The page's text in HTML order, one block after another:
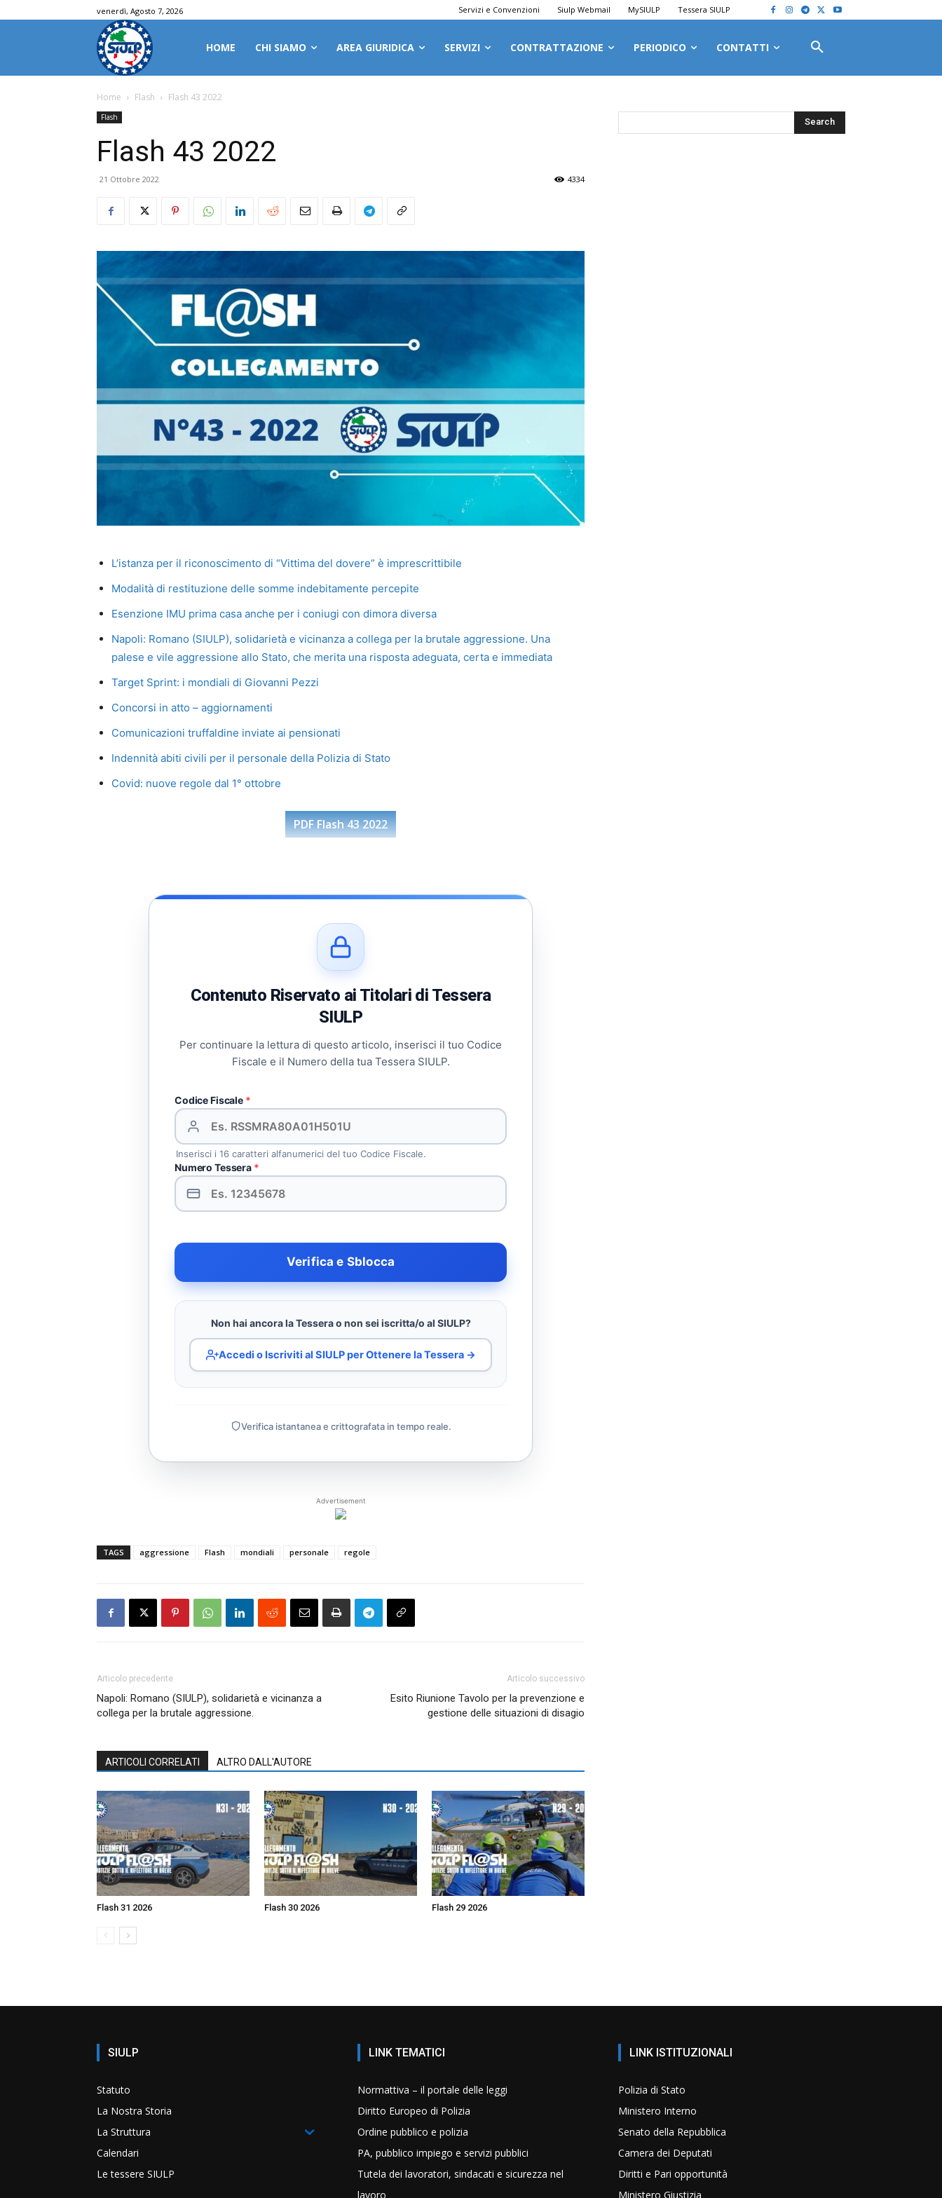
venerdì, Agosto 7, 2026 Servizi e Convenzioni Siulp Webmail MySIULP Tessera SIULP
HOME CHI SIAMO AREA GIURIDICA SERVIZI CONTRATTAZIONE PERIODICO CONTATTI
Home Flash Flash 43 2022
Flash
Flash 43 2022
21 Ottobre 2022 4334
L’istanza per il riconoscimento di “Vittima del dovere” è imprescrittibile
Modalità di restituzione delle somme indebitamente percepite
Esenzione IMU prima casa anche per i coniugi con dimora diversa
Napoli: Romano (SIULP), solidarietà e vicinanza a collega per la brutale aggressione. Una
palese e vile aggressione allo Stato, che merita una risposta adeguata, certa e immediata
Target Sprint: i mondiali di Giovanni Pezzi
Concorsi in atto – aggiornamenti
Comunicazioni truffaldine inviate ai pensionati
Indennità abiti civili per il personale della Polizia di Stato
Covid: nuove regole dal 1° ottobre
PDF Flash 43 2022
Contenuto Riservato ai Titolari di Tessera
SIULP
Per continuare la lettura di questo articolo, inserisci il tuo Codice
Fiscale e il Numero della tua Tessera SIULP.
Codice Fiscale *
Inserisci i 16 caratteri alfanumerici del tuo Codice Fiscale.
Numero Tessera *
Verifica e Sblocca
Non hai ancora la Tessera o non sei iscritta/o al SIULP?
Accedi o Iscriviti al SIULP per Ottenere la Tessera →
Verifica istantanea e crittografata in tempo reale.
Advertisement
TAGS aggressione Flash mondiali personale regole
Articolo precedente
Napoli: Romano (SIULP), solidarietà e vicinanza a
collega per la brutale aggressione.
Articolo successivo
Esito Riunione Tavolo per la prevenzione e
gestione delle situazioni di disagio
ARTICOLI CORRELATI ALTRO DALL'AUTORE
Flash 31 2026 Flash 30 2026 Flash 29 2026
SIULP
Statuto
La Nostra Storia
La Struttura
Calendari
Le tessere SIULP
LINK TEMATICI
Normattiva – il portale delle leggi
Diritto Europeo di Polizia
Ordine pubblico e polizia
PA, pubblico impiego e servizi pubblici
Tutela dei lavoratori, sindacati e sicurezza nel
lavoro
LINK ISTITUZIONALI
Polizia di Stato
Ministero Interno
Senato della Repubblica
Camera dei Deputati
Diritti e Pari opportunità
Ministero Giustizia